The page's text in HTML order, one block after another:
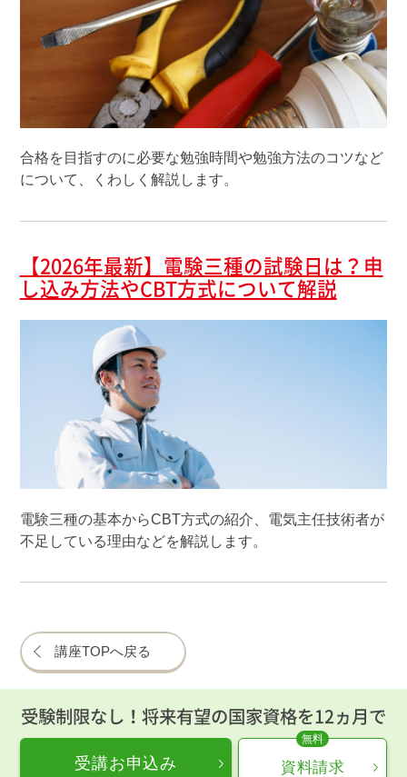
合格を目指すのに必要な勉強時間や勉強方法のコツなど
について、くわしく解説します。
【2026年最新】電験三種の試験日は？申
し込み方法やCBT方式について解説
電験三種の基本からCBT方式の紹介、電気主任技術者が
不足している理由などを解説します。
講座TOPへ戻る
受験制限なし！将来有望の国家資格を12ヵ月で
受講お申込み 資料請求